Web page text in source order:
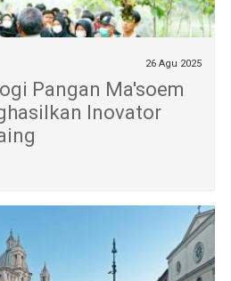
26 Agu 2025
Pangan Ma'soem
Inovator